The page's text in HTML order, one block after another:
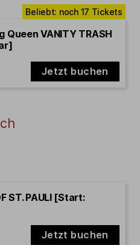
VANITY TRASH
Jetzt buchen
ST. PAULI [Start:
Jetzt buchen